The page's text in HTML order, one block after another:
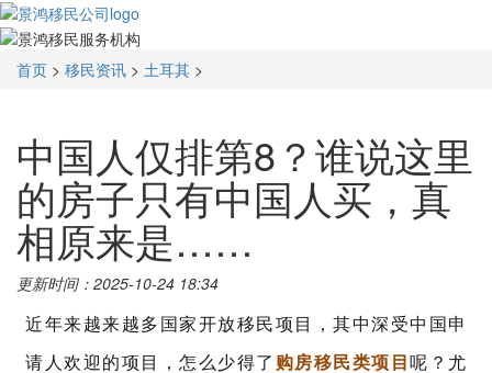
首页 > 移民资讯 > 土耳其 >
中国人仅排第8？谁说这里
的房子只有中国人买，真
相原来是……
更新时间：2025-10-24 18:34
近年来越来越多国家开放移民项目，其中深受中国申
请人欢迎的项目，怎么少得了 购房移民类项目 呢？尤